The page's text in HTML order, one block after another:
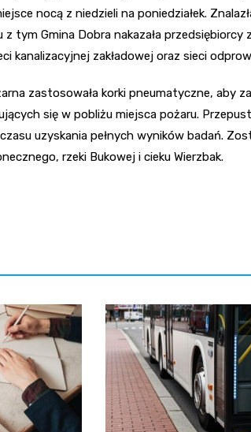
nocą z niedzieli na poniedziałek.
tym Gmina Dobra nakazała
kanalizacyjnej zakładowej oraz sieci
zastosowała korki pneumatyczne, aby
się w pobliżu miejsca pożaru.
uzyskania pełnych wyników badań.
rzeki Bukowej i cieku Wierzbak.